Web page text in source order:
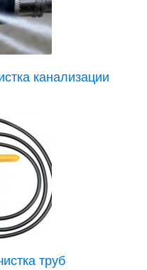
канализации
труб